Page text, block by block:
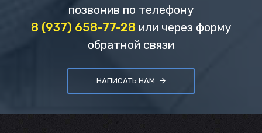
позвонив по телефону
8 (937) 658-77-28 или через форму
обратной связи
НАПИСАТЬ НАМ